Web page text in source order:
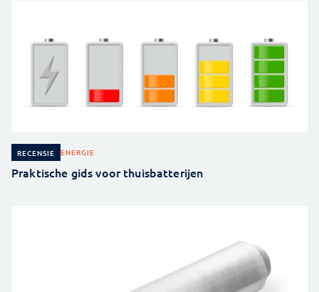
RECENSIE ENERGIE
Praktische gids voor thuisbatterijen